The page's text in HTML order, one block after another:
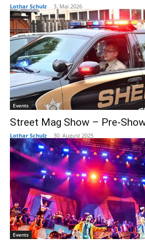
Lothar Schulz - 3. Mai 2026
Events
Street Mag Show – Pre-
Lothar Schulz - 30. August 2025
Events